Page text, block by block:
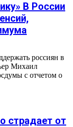
В России
россиян в
Михаил
с отчетом о
страдает от